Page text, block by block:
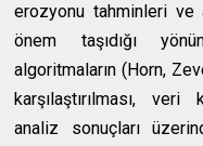
erozyonu tahminleri ve
önem taşıdığı
algoritmaların (Horn,
karşılaştırılması, veri
analiz sonuçları